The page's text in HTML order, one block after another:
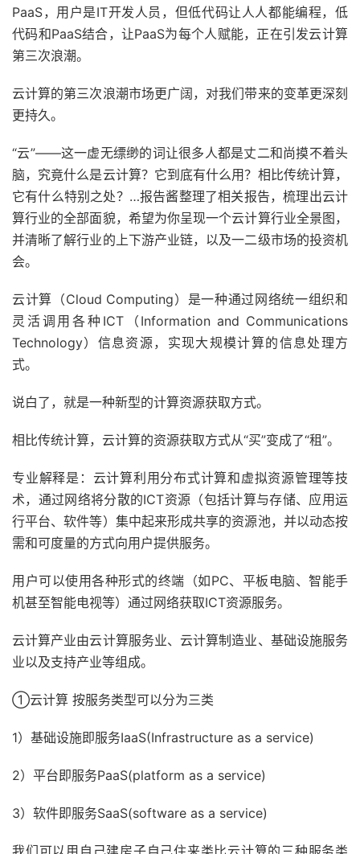
PaaS，用户是IT开发人员，但低代码让人人都能编程，低
代码和PaaS结合，让PaaS为每个人赋能，正在引发云计算
第三次浪潮。
云计算的第三次浪潮市场更广阔，对我们带来的变革更深刻
更持久。
“云”——这一虚无缥缈的词让很多人都是丈二和尚摸不着头
脑，究竟什么是云计算？它到底有什么用？相比传统计算，
它有什么特别之处？…报告酱整理了相关报告，梳理出云计
算行业的全部面貌，希望为你呈现一个云计算行业全景图，
并清晰了解行业的上下游产业链，以及一二级市场的投资机
会。
云计算（Cloud Computing）是一种通过网络统一组织和
灵活调用各种ICT（Information and Communications
Technology）信息资源，实现大规模计算的信息处理方
式。
说白了，就是一种新型的计算资源获取方式。
相比传统计算，云计算的资源获取方式从“买”变成了“租”。
专业解释是：云计算利用分布式计算和虚拟资源管理等技
术，通过网络将分散的ICT资源（包括计算与存储、应用运
行平台、软件等）集中起来形成共享的资源池，并以动态按
需和可度量的方式向用户提供服务。
用户可以使用各种形式的终端（如PC、平板电脑、智能手
机甚至智能电视等）通过网络获取ICT资源服务。
云计算产业由云计算服务业、云计算制造业、基础设施服务
业以及支持产业等组成。
①云计算 按服务类型可以分为三类
1）基础设施即服务IaaS(Infrastructure as a service)
2）平台即服务PaaS(platform as a service)
3）软件即服务SaaS(software as a service)